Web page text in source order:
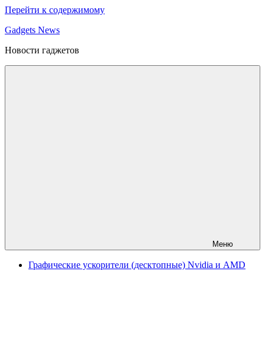
Перейти к содержимому
Gadgets News
Новости гаджетов
Меню
Графические ускорители (десктопные) Nvidia и AMD